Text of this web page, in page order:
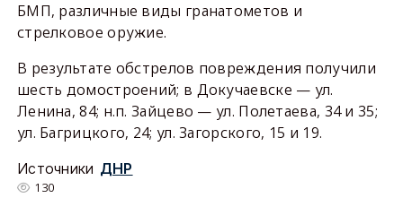
БМП, различные виды гранатометов и
стрелковое оружие.
В результате обстрелов повреждения получили
шесть домостроений; в Докучаевске — ул.
Ленина, 84; н.п. Зайцево — ул. Полетаева, 34 и 35;
ул. Багрицкого, 24; ул. Загорского, 15 и 19.
Источники ДНР
130